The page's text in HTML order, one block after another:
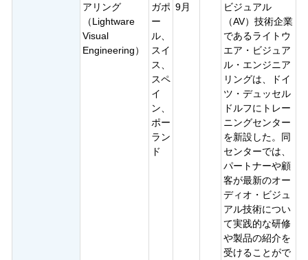
アリング
（Lightware
Visual
Engineering）
ガポ
ー
ル、
スイ
ス、
スペ
イ
ン、
ポー
ラン
ド
9月
ビジュアル
（AV）技術企業
であるライトウ
エア・ビジュア
ル・エンジニア
リングは、ドイ
ツ・デュッセル
ドルフにトレー
ニングセンター
を新設した。同
センターでは、
パートナーや顧
客が最新のオー
ディオ・ビジュ
アル技術につい
て実践的な研修
や製品の紹介を
受けることがで